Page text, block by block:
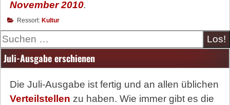
November 2010.
Ressort: Kultur
Suche
Juli-Ausgabe erschienen
Die Juli-Ausgabe ist fertig und an allen üblichen
Verteilstellen zu haben. Wie immer gibt es die